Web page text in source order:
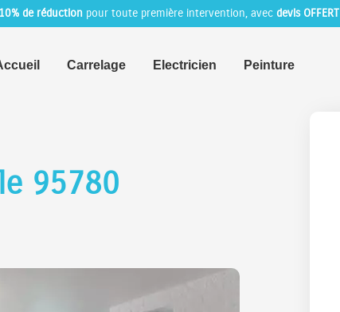
10% de réduction pour toute première intervention, avec devis OFFERT
Carrelage Electricien Peinture
95780